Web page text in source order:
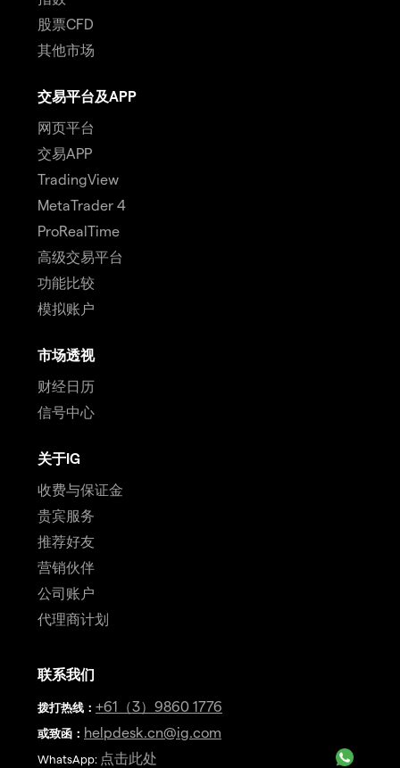
股票CFD
其他市场
交易平台及APP
网页平台
交易APP
TradingView
MetaTrader 4
ProRealTime
高级交易平台
功能比较
模拟账户
市场透视
财经日历
信号中心
关于IG
收费与保证金
贵宾服务
推荐好友
营销伙伴
公司账户
代理商计划
联系我们
拨打热线 ： +61（3）9860 1776
或致函： helpdesk.cn@ig.com
WhatsApp: 点击此处